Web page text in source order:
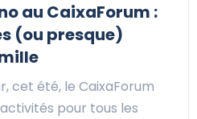
au CaixaForum :
(ou presque)
cet été, le CaixaForum
pour tous les